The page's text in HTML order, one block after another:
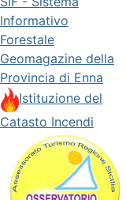
Informativo
Forestale
Geomagazine della
Provincia di Enna
Istituzione del
Catasto Incendi